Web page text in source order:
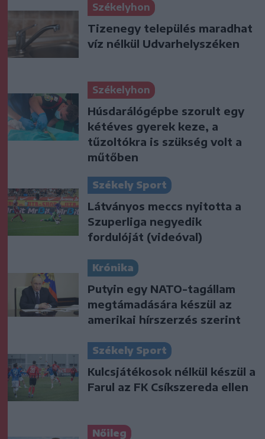
Székelyhon
Tizenegy település maradhat
víz nélkül Udvarhelyszéken
Székelyhon
Húsdarálógépbe szorult egy
kétéves gyerek keze, a
tűzoltókra is szükség volt a
műtőben
Székely Sport
Látványos meccs nyitotta a
Szuperliga negyedik
fordulóját (videóval)
Krónika
Putyin egy NATO-tagállam
megtámadására készül az
amerikai hírszerzés szerint
Székely Sport
Kulcsjátékosok nélkül készül a
Farul az FK Csíkszereda ellen
Nőileg